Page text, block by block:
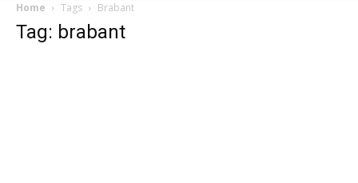
Home Tags Brabant
Tag: brabant